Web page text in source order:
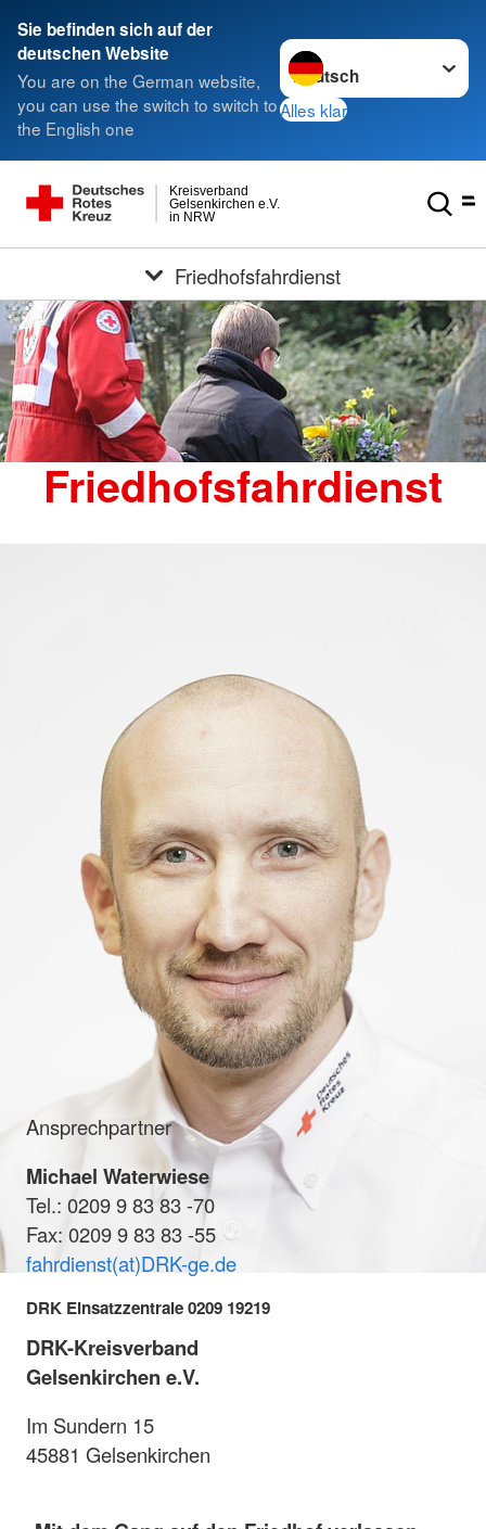
Sie befinden sich auf der
deutschen Website
You are on the German website,
you can use the switch to switch to
the English one
Sprache wechseln zu
Alles klar
in NRW
Gelsenkirchen e.V.
Kreisverband
Friedhofsfahrdienst
Friedhofsfahrdienst
Ansprechpartner
Michael Waterwiese
Tel.: 0209 9 83 83 -70
Fax: 0209 9 83 83 -55
fahrdienst(at)DRK-ge.de
DRK Einsatzzentrale 0209 19219
DRK-Kreisverband
Gelsenkirchen e.V.
Im Sundern 15
45881 Gelsenkirchen